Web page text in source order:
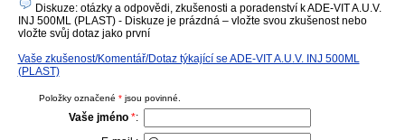
Diskuze: otázky a odpovědi, zkušenosti a poradenství k ADE-VIT A.U.V.
INJ 500ML (PLAST) - Diskuze je prázdná – vložte svou zkušenost nebo
vložte svůj dotaz jako první
Vaše zkušenost/Komentář/Dotaz týkající se ADE-VIT A.U.V. INJ 500ML
(PLAST)
Položky označené * jsou povinné.
Vaše jméno *: